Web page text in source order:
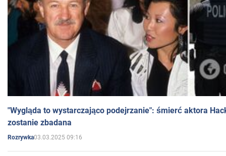
"Wygląda to wystarczająco podejrzanie": śmierć aktora
zostanie zbadana
Rozrywka03.03.2025 09:16